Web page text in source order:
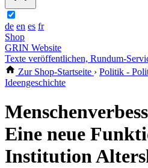
de en es fr
Shop
GRIN Website
Texte veröffentlichen, Rundum-
Zur Shop-Startseite › Politik -
Ideengeschichte
Eine neue
Institution